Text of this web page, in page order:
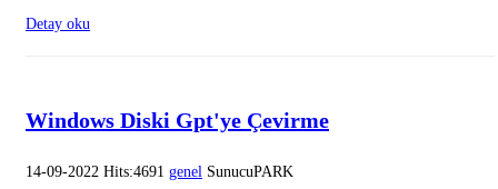
Detay oku
Windows Diski Gpt'ye Çevirme
14-09-2022 Hits:4691 genel SunucuPARK